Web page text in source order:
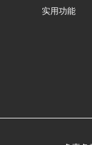
实用功能